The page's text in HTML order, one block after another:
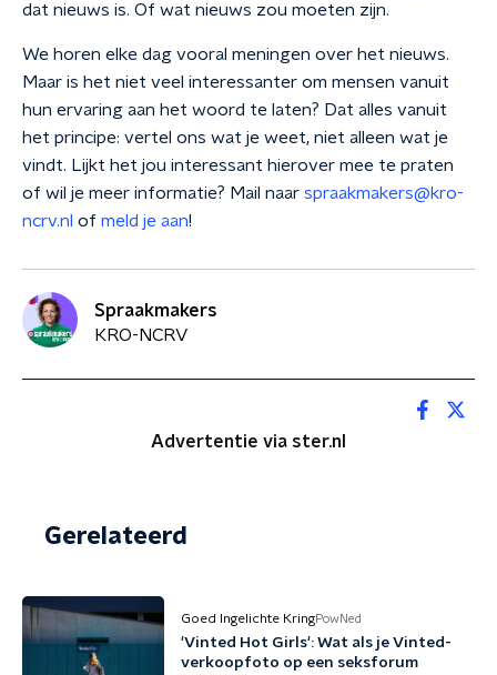
dat nieuws is. Of wat nieuws zou moeten zijn.
We horen elke dag vooral meningen over het nieuws.
Maar is het niet veel interessanter om mensen vanuit
hun ervaring aan het woord te laten? Dat alles vanuit
het principe: vertel ons wat je weet, niet alleen wat je
vindt. Lijkt het jou interessant hierover mee te praten
of wil je meer informatie? Mail naar spraakmakers@kro-
ncrv.nl of meld je aan!
Spraakmakers
KRO-NCRV
Advertentie via ster.nl
Gerelateerd
Goed Ingelichte KringPowNed
'Vinted Hot Girls': Wat als je Vinted-
verkoopfoto op een seksforum